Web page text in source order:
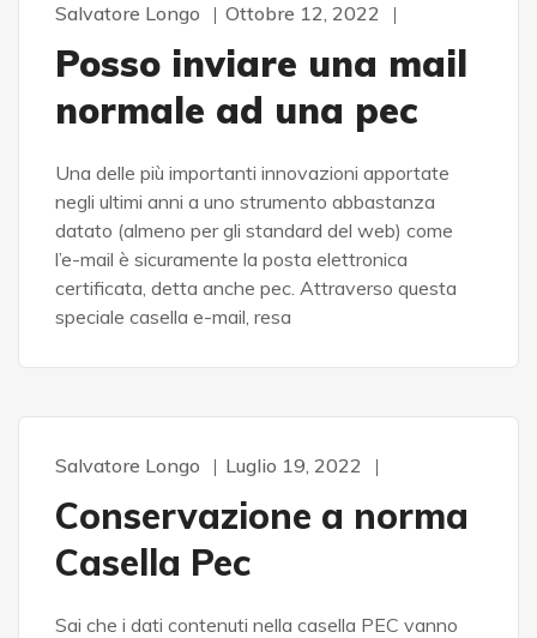
Salvatore Longo Ottobre 12, 2022
Posso inviare una mail
normale ad una pec
Una delle più importanti innovazioni apportate
negli ultimi anni a uno strumento abbastanza
datato (almeno per gli standard del web) come
l’e-mail è sicuramente la posta elettronica
certificata, detta anche pec. Attraverso questa
speciale casella e-mail, resa
Salvatore Longo Luglio 19, 2022
Conservazione a norma
Casella Pec
Sai che i dati contenuti nella casella PEC vanno